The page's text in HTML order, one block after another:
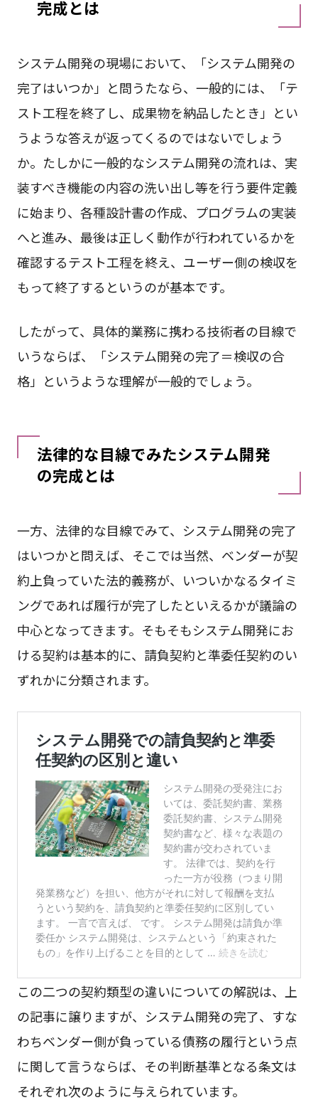
完成とは
システム開発の現場において、「システム開発の
完了はいつか」と問うたなら、一般的には、「テ
スト工程を終了し、成果物を納品したとき」とい
うような答えが返ってくるのではないでしょう
か。たしかに一般的なシステム開発の流れは、実
装すべき機能の内容の洗い出し等を行う要件定義
に始まり、各種設計書の作成、プログラムの実装
へと進み、最後は正しく動作が行われているかを
確認するテスト工程を終え、ユーザー側の検収を
もって終了するというのが基本です。
したがって、具体的業務に携わる技術者の目線で
いうならば、「システム開発の完了＝検収の合
格」というような理解が一般的でしょう。
法律的な目線でみたシステム開発
の完成とは
一方、法律的な目線でみて、システム開発の完了
はいつかと問えば、そこでは当然、ベンダーが契
約上負っていた法的義務が、いついかなるタイミ
ングであれば履行が完了したといえるかが議論の
中心となってきます。そもそもシステム開発にお
ける契約は基本的に、請負契約と準委任契約のい
ずれかに分類されます。
この二つの契約類型の違いについての解説は、上
の記事に譲りますが、システム開発の完了、すな
わちベンダー側が負っている債務の履行という点
に関して言うならば、その判断基準となる条文は
それぞれ次のように与えられています。